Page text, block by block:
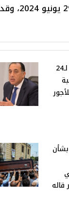
7600 جنيه .. بشري سارة لـ24